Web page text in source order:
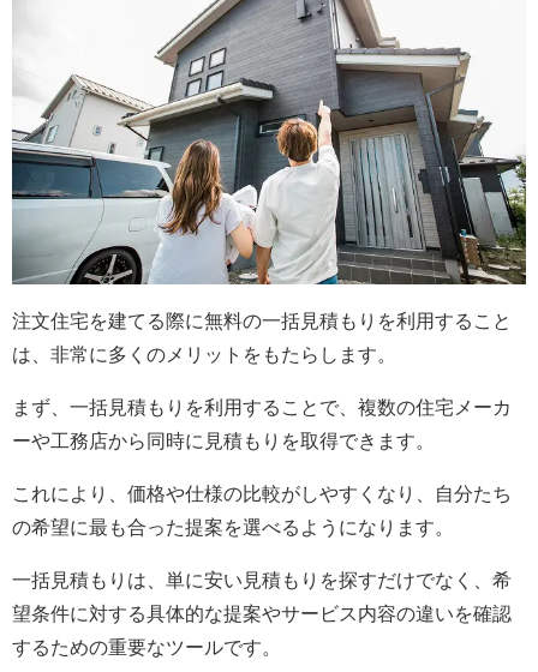
注文住宅を建てる際に無料の一括見積もりを利用すること
は、非常に多くのメリットをもたらします。
まず、一括見積もりを利用することで、複数の住宅メーカ
ーや工務店から同時に見積もりを取得できます。
これにより、価格や仕様の比較がしやすくなり、自分たち
の希望に最も合った提案を選べるようになります。
一括見積もりは、単に安い見積もりを探すだけでなく、希
望条件に対する具体的な提案やサービス内容の違いを確認
するための重要なツールです。